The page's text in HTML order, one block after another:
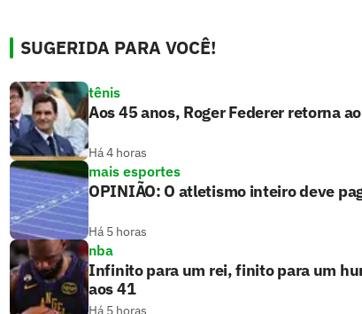
SUGERIDA PARA VOCÊ!
tênis
Aos 45 anos, Roger Federer retorna
Há 4 horas
mais esportes
OPINIÃO: O atletismo inteiro deve
Há 5 horas
nba
Infinito para um rei, finito para um
aos 41
Há 5 horas